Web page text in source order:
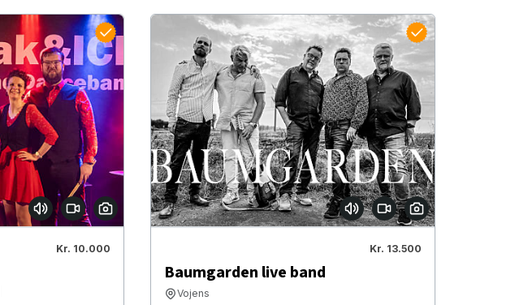
Kr. 10.000 Kr. 13.500
Baumgarden live band
Vojens